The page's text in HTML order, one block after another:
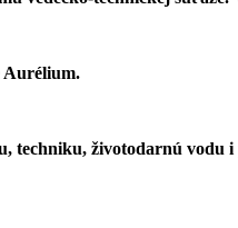
Aurélium.
techniku, životodarnú vodu